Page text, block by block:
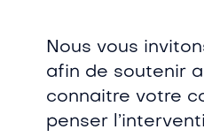
Nous vous
afin de soutenir
connaitre votre
penser